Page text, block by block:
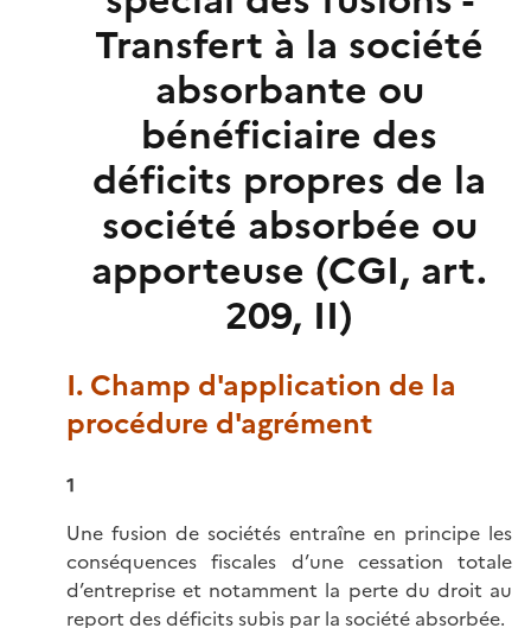
Transfert à la société
absorbante ou
bénéficiaire des
déficits propres de la
société absorbée ou
apporteuse (CGI, art.
209, II)
I. Champ d'application de la
procédure d'agrément
1
Une fusion de sociétés entraîne en principe les
conséquences fiscales d’une cessation totale
d’entreprise et notamment la perte du droit au
report des déficits subis par la société absorbée.